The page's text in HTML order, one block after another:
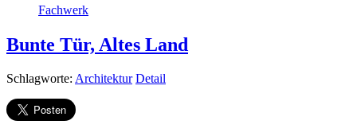
Fachwerk
Bunte Tür, Altes Land
Schlagworte: Architektur Detail